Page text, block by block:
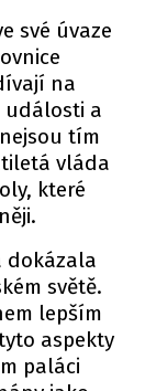
své úvaze
na
události a
tím
vláda
které
dokázala
světě.
lepším
aspekty
paláci